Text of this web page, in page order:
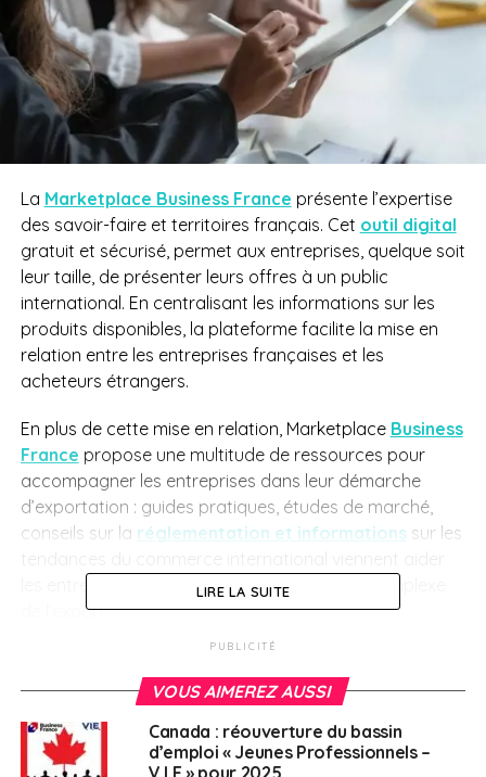
La Marketplace Business France présente l’expertise
des savoir-faire et territoires français. Cet outil digital
gratuit et sécurisé, permet aux entreprises, quelque soit
leur taille, de présenter leurs offres à un public
international. En centralisant les informations sur les
produits disponibles, la plateforme facilite la mise en
relation entre les entreprises françaises et les
acheteurs étrangers.
En plus de cette mise en relation, Marketplace Business
France propose une multitude de ressources pour
accompagner les entreprises dans leur démarche
d’exportation : guides pratiques, études de marché,
conseils sur la réglementation et informations sur les
les entreprises à naviguer dans le paysage complexe
de l’export.
mondiale accrue et d’opportunités de collaboration
toujours plus nombreuses avec des partenaires
étrangers.
LIRE LA SUITE
PUBLICITÉ
VOUS AIMEREZ AUSSI
Canada : réouverture du bassin
d’emploi « Jeunes Professionnels –
V.I.E » pour 2025